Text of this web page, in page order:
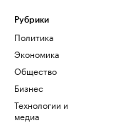
Рубрики
Политика
Экономика
Общество
Бизнес
Технологии и
медиа